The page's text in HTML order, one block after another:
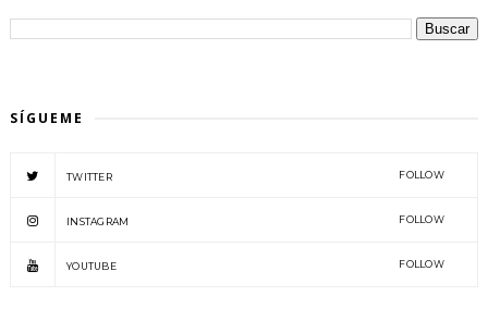
SÍGUEME
TWITTER FOLLOW
INSTAGRAM FOLLOW
YOUTUBE FOLLOW